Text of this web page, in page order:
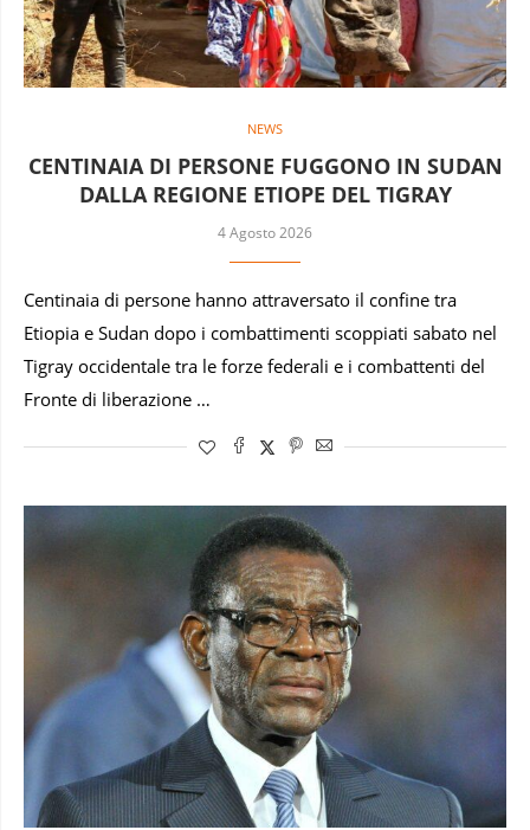
NEWS
CENTINAIA DI PERSONE FUGGONO IN SUDAN
DALLA REGIONE ETIOPE DEL TIGRAY
4 Agosto 2026
Centinaia di persone hanno attraversato il confine tra
Etiopia e Sudan dopo i combattimenti scoppiati sabato nel
Tigray occidentale tra le forze federali e i combattenti del
Fronte di liberazione …